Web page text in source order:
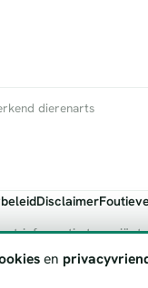
dierenarts
Disclaimer
informatie ter
en